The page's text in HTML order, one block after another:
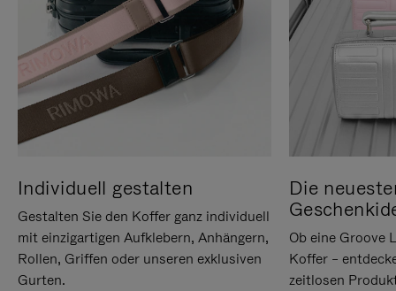
Individuell gestalten
Gestalten Sie den Koffer ganz individuell
mit einzigartigen Aufklebern, Anhängern,
Rollen, Griffen oder unseren exklusiven
Gurten.
Die
Ob eine Groove
Koffer –
zeitlosen